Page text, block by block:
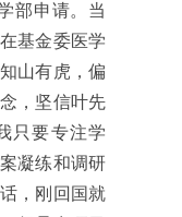
部申请。当
基金委医学
山有虎，偏
，坚信叶先
只要专注学
凝练和调研
，刚回国就